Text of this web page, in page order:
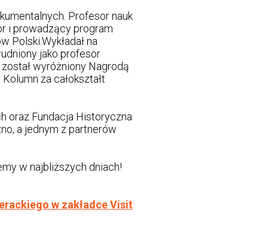
Profesor nauk
i prowadzący program
Polski.Wykładał na
jako profesor
wyróżniony Nagrodą
za całokształt
oraz Fundacja Historyczna
a jednym z partnerów
w najbliższych dniach!
w zakładce Visit